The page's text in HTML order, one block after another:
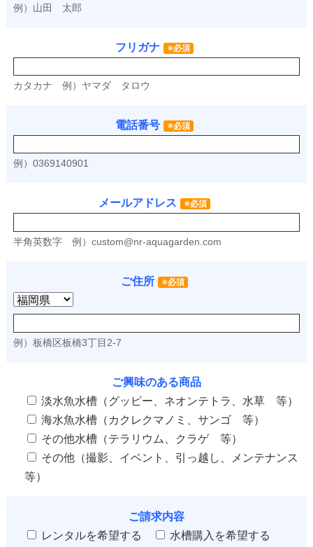
例）山田 太郎
フリガナ ※必須
カタカナ 例）ヤマダ タロウ
電話番号 ※必須
例）0369140901
メールアドレス ※必須
半角英数字例） custom@nr-aquagarden.com
ご住所 ※必須
例）板橋区板橋3丁目2-7
ご興味のある商品
淡水魚水槽（グッピー、ネオンテトラ、水草 等）
海水魚水槽（カクレクマノミ、サンゴ 等）
その他水槽（テラリウム、クラゲ 等）
その他（撮影、イベント、引っ越し、メンテナンス
等）
ご請求内容
レンタルを希望する
水槽購入を希望する